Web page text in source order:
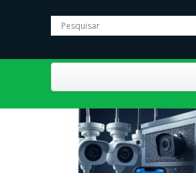
PABX em Nuvem (cloud)
3CX